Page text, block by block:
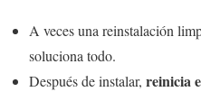
A veces una reinstalación
soluciona todo.
Después de instalar, reinicia